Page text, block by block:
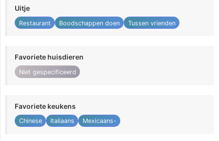
Uitje
Restaurant Boodschappen doen Tussen vrienden
Favoriete huisdieren
Niet gespecificeerd
Favoriete keukens
Chinese Italiaans Mexicaans-